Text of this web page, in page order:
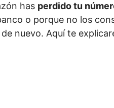
has perdido tu
o porque no los
nuevo. Aquí te